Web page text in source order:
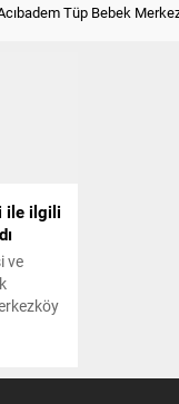
Tüp Bebek
ile ilgili
ve